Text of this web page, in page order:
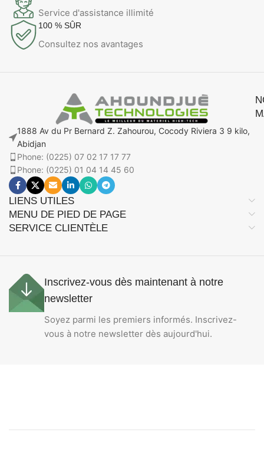
Service d'assistance illimité
100 % SÛR
Consultez nos avantages
1888 Av du Pr Bernard Z. Zahourou, Cocody Riviera 3 9 kilo,
Abidjan
Phone: (0225) 07 02 17 17 77
Phone: (0225) 01 04 14 45 60
LIENS UTILES
MENU DE PIED DE PAGE
SERVICE CLIENTÈLE
Inscrivez-vous dès maintenant à notre
newsletter
Soyez parmi les premiers informés. Inscrivez-
vous à notre newsletter dès aujourd'hui.